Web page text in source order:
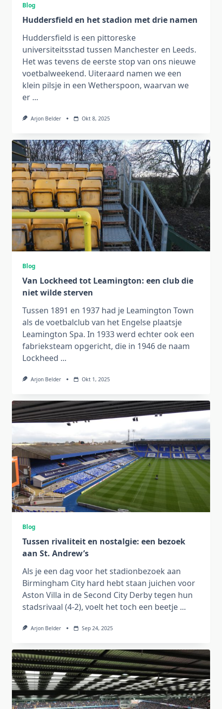
Blog
Huddersfield en het stadion met drie namen
Huddersfield is een pittoreske
universiteitsstad tussen Manchester en Leeds.
Het was tevens de eerste stop van ons nieuwe
voetbalweekend. Uiteraard namen we een
klein pilsje in een Wetherspoon, waarvan we
er ...
Arjon Belder Okt 8, 2025
Blog
Van Lockheed tot Leamington: een club die
niet wilde sterven
Tussen 1891 en 1937 had je Leamington Town
als de voetbalclub van het Engelse plaatsje
Leamington Spa. In 1933 werd echter ook een
fabrieksteam opgericht, die in 1946 de naam
Lockheed ...
Arjon Belder Okt 1, 2025
Blog
Tussen rivaliteit en nostalgie: een bezoek
aan St. Andrew’s
Als je een dag voor het stadionbezoek aan
Birmingham City hard hebt staan juichen voor
Aston Villa in de Second City Derby tegen hun
stadsrivaal (4-2), voelt het toch een beetje ...
Arjon Belder Sep 24, 2025